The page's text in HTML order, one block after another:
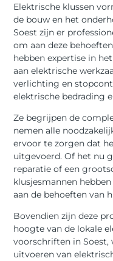
Elektrische klussen
de bouw en het
Soest zijn er
om aan deze
hebben expertise in
aan elektrische
verlichting en
elektrische bedrading
Ze begrijpen de
nemen alle
ervoor te zorgen dat
uitgevoerd. Of het nu
reparatie of een
klusjesmannen
aan de behoeften van
Bovendien zijn deze
hoogte van de lokale
voorschriften in Soest,
uitvoeren van